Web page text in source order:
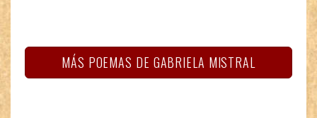
MÁS POEMAS DE GABRIELA MISTRAL